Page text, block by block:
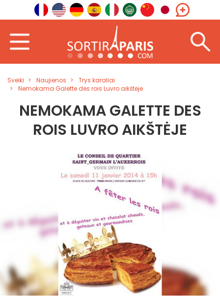
Sveiki Naujienos
Trys karaliai
Nemokama Galette des rois Luvro aikštėje
NEMOKAMA GALETTE DES
ROIS LUVRO AIKŠTĖJE